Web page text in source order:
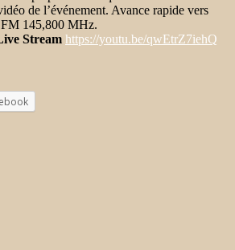
de l’événement. Avance rapide vers
145,800 MHz.
Stream https://youtu.be/qwEtrZ7iehQ